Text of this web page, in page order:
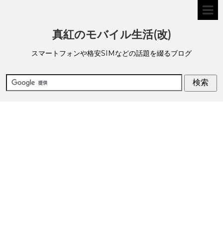
真紅のモバイル生活(改)
スマートフォンや格安SIMなどの話題を綴るブログ